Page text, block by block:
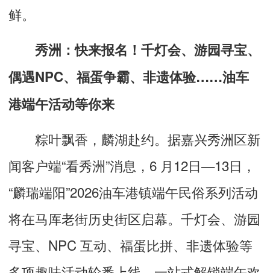
鲜。
秀洲：快来报名！千灯会、游园寻宝、
偶遇NPC、福蛋争霸、非遗体验……油车
港端午活动等你来
粽叶飘香， 麟湖赴约。据嘉兴秀洲区新
闻客户端“看秀洲”消息，6 月12日—13日，
“麟瑞端阳”2026油车港镇端午民俗系列活动
将在马厍老街历史街区启幕。千灯会、游园
寻宝、NPC 互动、福蛋比拼、非遗体验等